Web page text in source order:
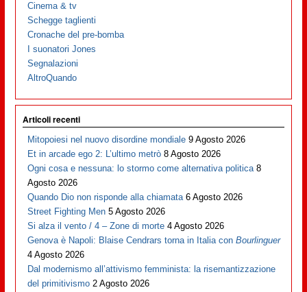
Cinema & tv
Schegge taglienti
Cronache del pre-bomba
I suonatori Jones
Segnalazioni
AltroQuando
Articoli recenti
Mitopoiesi nel nuovo disordine mondiale 9 Agosto 2026
Et in arcade ego 2: L’ultimo metrò 8 Agosto 2026
Ogni cosa e nessuna: lo stormo come alternativa politica 8
Agosto 2026
Quando Dio non risponde alla chiamata 6 Agosto 2026
Street Fighting Men 5 Agosto 2026
Si alza il vento / 4 – Zone di morte 4 Agosto 2026
Genova è Napoli: Blaise Cendrars torna in Italia conBourlinguer
4 Agosto 2026
Dal modernismo all’attivismo femminista: la risemantizzazione
del primitivismo 2 Agosto 2026